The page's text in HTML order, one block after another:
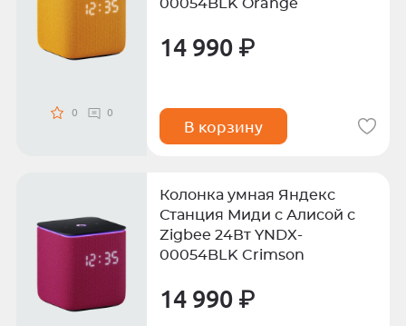
0 0
00054BLK Orange
14 990 ₽
В корзину
Колонка умная Яндекс
Станция Миди с Алисой с
Zigbee 24Вт YNDX-
00054BLK Crimson
14 990 ₽